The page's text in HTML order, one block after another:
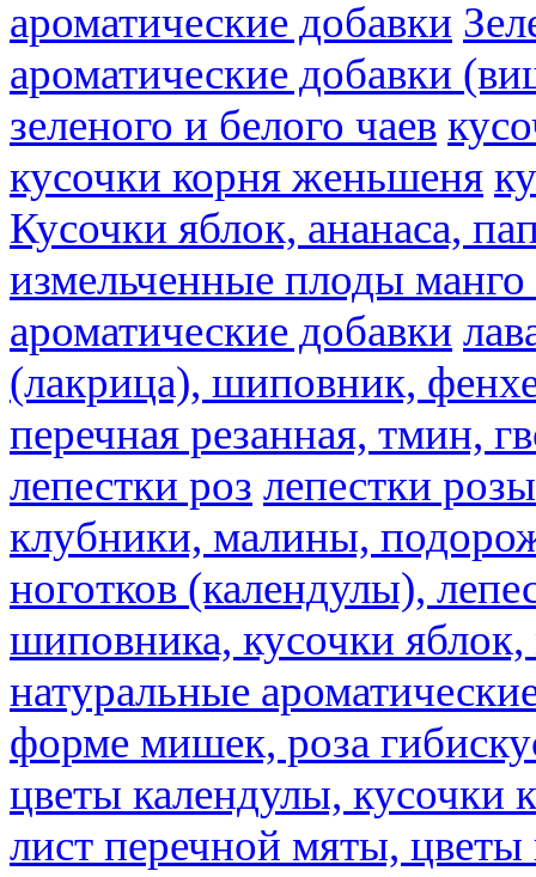
ароматические добавки
ароматические добавки
зеленого и белого чаев
кусочки корня женьшеня
Кусочки яблок, ананаса,
измельченные плоды
ароматические добавки
(лакрица), шиповник,
перечная резанная, тмин,
лепестки роз лепестки розы
клубники, малины,
ноготков (календулы),
шиповника, кусочки
натуральные
форме мишек, роза
цветы календулы, кусочки
лист перечной мяты,